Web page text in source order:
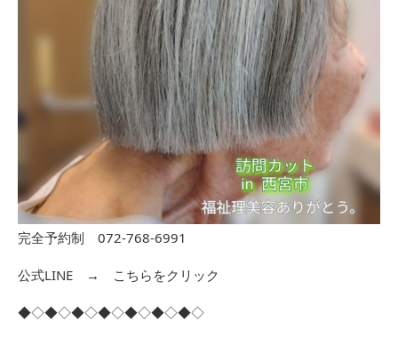
完全予約制 072-768-6991
公式LINE → こちらをクリック
◆◇◆◇◆◇◆◇◆◇◆◇◆◇